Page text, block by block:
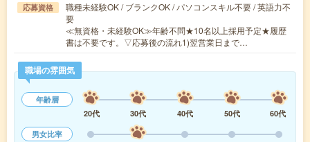
応募資格
職種未経験OK / ブランクOK / パソコンスキル不要 / 英語力不
要
≪無資格・未経験OK≫年齢不問★10名以上採用予定★履歴
書は不要です。▽応募後の流れ1)翌営業日まで…
職場の雰囲気
年齢層
20代
30代 40代 50代
60代
男女比率